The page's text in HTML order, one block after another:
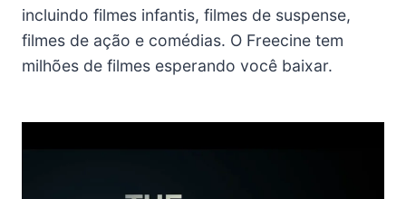
incluindo filmes infantis, filmes de suspense,
filmes de ação e comédias. O Freecine tem
milhões de filmes esperando você baixar.